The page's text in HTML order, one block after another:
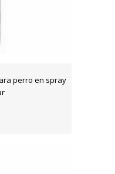
perro en spray